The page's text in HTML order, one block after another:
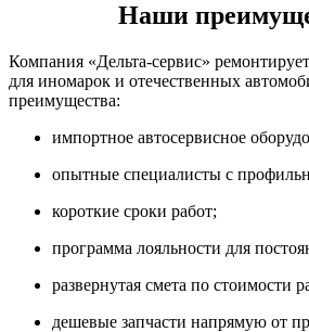
Наши
Компания «Дельта-сервис»
для иномарок и отечественных
преимущества:
импортное автосервисное
опытные специалисты с
короткие сроки работ;
программа лояльности для
развернутая смета по стоимости
дешевые запчасти напрямую от